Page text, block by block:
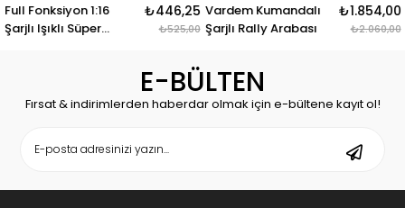
Full Fonksiyon 1:16
Şarjlı Işıklı Süper
₺446,25
₺525,00
Vardem Kumandalı
Şarjlı Rally Arabası
₺1.854,00
₺2.060,00
E-BÜLTEN
Fırsat & indirimlerden haberdar olmak için e-bültene kayıt ol!